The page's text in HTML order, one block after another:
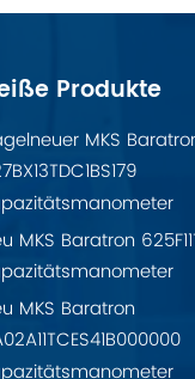
Produkte
MKS
MKS Baratron
MKS Baratron